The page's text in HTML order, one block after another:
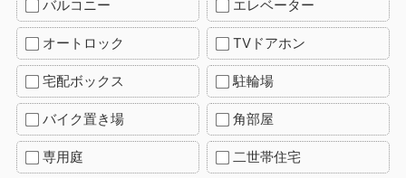
バルコニー エレベーター
オートロック TVドアホン
宅配ボックス 駐輪場
バイク置き場 角部屋
専用庭 二世帯住宅